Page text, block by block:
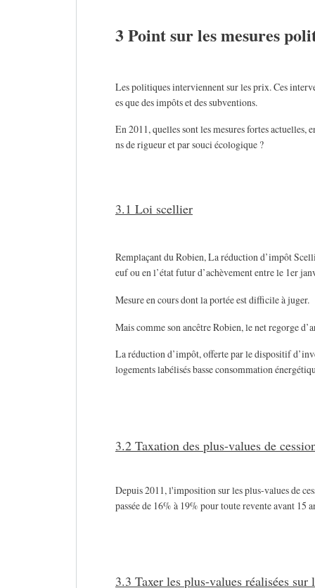
3 Point sur les mesures
Les politiques interviennent sur les prix. Ces
es que des impôts et des subventions.
En 2011, quelles sont les mesures fortes actuelles,
ns de rigueur et par souci écologique ?
3.1 Loi scellier
Remplaçant du Robien, La réduction d’impôt
euf ou en l’état futur d’achèvement entre le 1er
Mesure en cours dont la portée est difficile à juger.
Mais comme son ancêtre Robien, le net regorge
La réduction d’impôt, offerte par le dispositif
logements labélisés basse consommation
3.2 Taxation des plus-values de
Depuis 2011, l'imposition sur les plus-values de
passée de 16% à 19% pour toute revente avant 15
3.3 Taxer les plus-values réalisées